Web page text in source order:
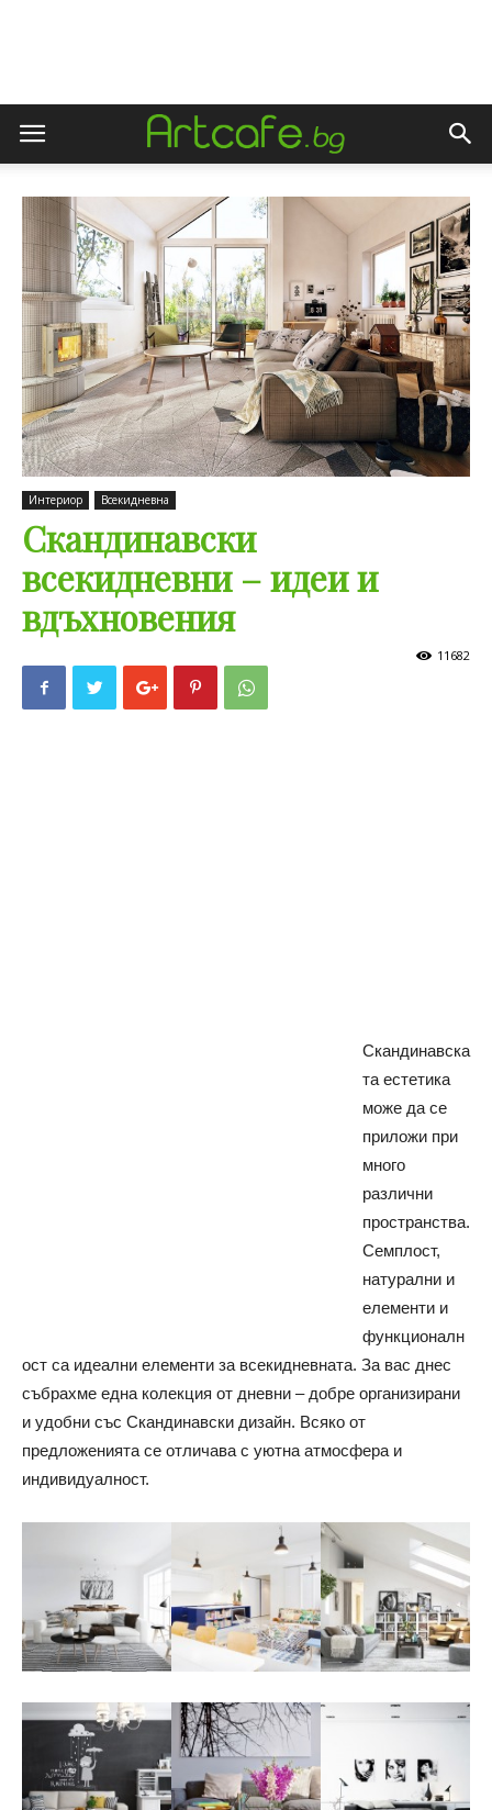
Интериор Всекидневна
Скандинавски
всекидневни – идеи и
вдъхновения
11682
Скандинавска
та естетика
може да се
приложи при
много
различни
пространства.
Семплост,
натурални и
елементи и
функционалн
ост са идеални елементи за всекидневната. За вас днес
събрахме една колекция от дневни – добре организирани
и удобни със Скандинавски дизайн. Всяко от
предложенията се отличава с уютна атмосфера и
индивидуалност.